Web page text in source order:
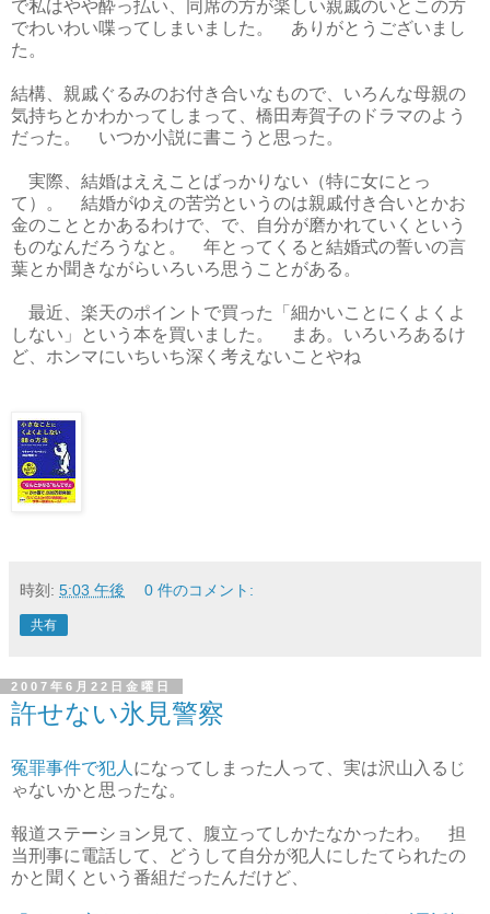
で私はやや酔っ払い、同席の方が楽しい親戚のいとこの方
でわいわい喋ってしまいました。 ありがとうございまし
た。
結構、親戚ぐるみのお付き合いなもので、いろんな母親の
気持ちとかわかってしまって、橋田寿賀子のドラマのよう
だった。 いつか小説に書こうと思った。
実際、結婚はええことばっかりない（特に女にとっ
て）。 結婚がゆえの苦労というのは親戚付き合いとかお
金のこととかあるわけで、で、自分が磨かれていくという
ものなんだろうなと。 年とってくると結婚式の誓いの言
葉とか聞きながらいろいろ思うことがある。
最近、楽天のポイントで買った「細かいことにくよくよ
しない」という本を買いました。 まあ。いろいろあるけ
ど、ホンマにいちいち深く考えないことやね
時刻: 5:03 午後 0 件のコメント:
共有
2007年6月22日金曜日
許せない氷見警察
冤罪事件で犯人 になってしまった人って、実は沢山入るじ
ゃないかと思ったな。
報道ステーション見て、腹立ってしかたなかったわ。 担
当刑事に電話して、どうして自分が犯人にしたてられたの
かと聞くという番組だったんだけど、